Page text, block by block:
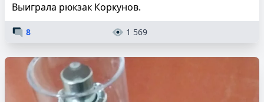
Выиграла рюкзак Коркунов.
8 1 569